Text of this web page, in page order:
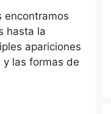
encontramos
hasta la
apariciones
las formas de